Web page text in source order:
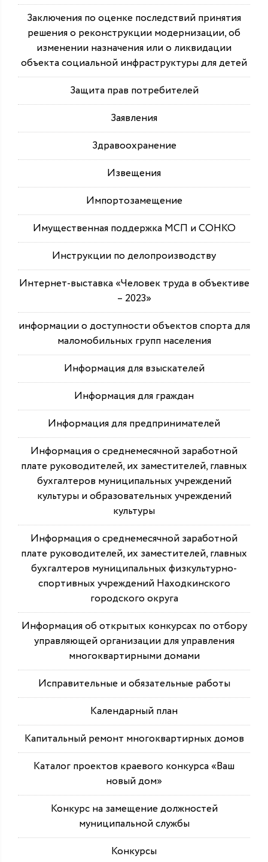
Заключения по оценке последствий принятия
решения о реконструкции модернизации, об
изменении назначения или о ликвидации
объекта социальной инфраструктуры для детей
Защита прав потребителей
Заявления
Здравоохранение
Извещения
Импортозамещение
Имущественная поддержка МСП и СОНКО
Инструкции по делопроизводству
Интернет-выставка «Человек труда в объективе
– 2023»
информации о доступности объектов спорта для
маломобильных групп населения
Информация для взыскателей
Информация для граждан
Информация для предпринимателей
Информация о среднемесячной заработной
плате руководителей, их заместителей, главных
бухгалтеров муниципальных учреждений
культуры и образовательных учреждений
культуры
Информация о среднемесячной заработной
плате руководителей, их заместителей, главных
бухгалтеров муниципальных физкультурно-
спортивных учреждений Находкинского
городского округа
Информация об открытых конкурсах по отбору
управляющей организации для управления
многоквартирными домами
Исправительные и обязательные работы
Календарный план
Капитальный ремонт многоквартирных домов
Каталог проектов краевого конкурса «Ваш
новый дом»
Конкурс на замещение должностей
муниципальной службы
Конкурсы